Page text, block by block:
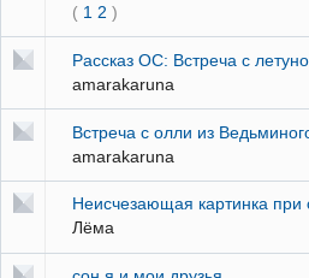
( 1 2 )
Рассказ ОС: Встреча с
amarakaruna
Встреча с олли из
amarakaruna
Неисчезающая картинка при
Лёма